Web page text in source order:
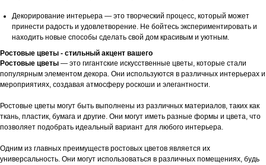
Декорирование интерьера — это творческий процесс, который может
принести радость и удовлетворение. Не бойтесь экспериментировать и
находить новые способы сделать свой дом красивым и уютным.
Ростовые цветы - стильный акцент вашего
Ростовые цветы — это гигантские искусственные цветы, которые стали
популярным элементом декора. Они используются в различных интерьерах и
мероприятиях, создавая атмосферу роскоши и элегантности.
Ростовые цветы могут быть выполнены из различных материалов, таких как
ткань, пластик, бумага и другие. Они могут иметь разные формы и цвета, что
позволяет подобрать идеальный вариант для любого интерьера.
Одним из главных преимуществ ростовых цветов является их
универсальность. Они могут использоваться в различных помещениях, будь